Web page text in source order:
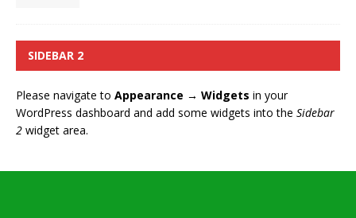
SIDEBAR 2
Please navigate to Appearance → Widgets in your
WordPress dashboard and add some widgets into the Sidebar
2 widget area.